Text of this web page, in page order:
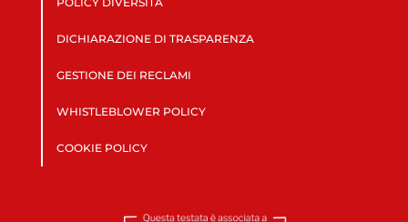
DICHIARAZIONE DI TRASPARENZA
GESTIONE DEI RECLAMI
WHISTLEBLOWER POLICY
COOKIE POLICY